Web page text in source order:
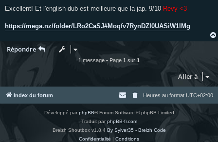
s
g
e
Excellent! Et l'english dub est meilleure que la jap. 9/10 Revy <3
https://mega.nz/folder/LRo2CaSJ#Moqfv7RynDZI0UASiW1lMg
Répondre
1 message • Page 1 sur 1
Aller à
Index du forum Heures au format UTC+02:00
Développé parphpBB® Forum Software © phpBB Limited
Traduit parphpBB-fr.com
Breizh Shoutbox v1.8.4 By Sylver35 - Breizh Code
Confidentialité | Conditions